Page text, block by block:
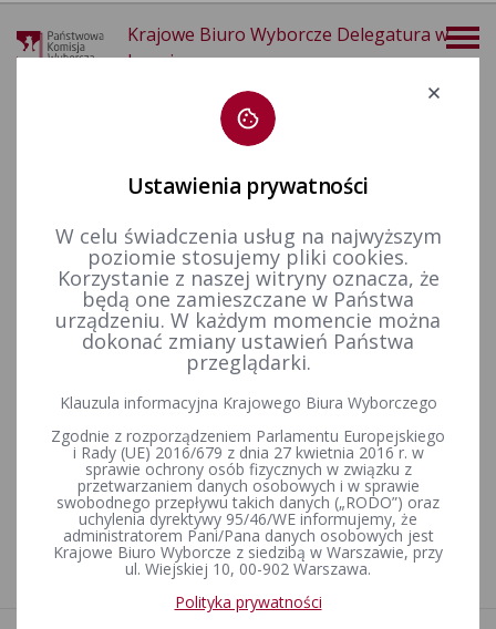
Krajowe Biuro Wyborcze Delegatura w
Legnicy
Wybory do Sejmu i do Senatu Wybory uzupełniające do Senatu RP Kadencja 2011-2015
Uchwała Sądu Najwyższego z dnia 26 czerwca 2013 r. w
Rzeczypospolitej Polskiej przeprowadzonych w dniu 21
kwietnia 2013 r. w województwie śląskim w okręgu wyborczym
1
Ustawienia prywatności
W celu świadczenia usług na najwyższym
poziomie stosujemy pliki cookies.
Korzystanie z naszej witryny oznacza, że
będą one zamieszczane w Państwa
urządzeniu. W każdym momencie można
dokonać zmiany ustawień Państwa
przeglądarki.
Klauzula informacyjna Krajowego Biura Wyborczego
Zgodnie z rozporządzeniem Parlamentu Europejskiego
i Rady (UE) 2016/679 z dnia 27 kwietnia 2016 r. w
sprawie ochrony osób fizycznych w związku z
przetwarzaniem danych osobowych i w sprawie
swobodnego przepływu takich danych („RODO”) oraz
uchylenia dyrektywy 95/46/WE informujemy, że
administratorem Pani/Pana danych osobowych jest
Krajowe Biuro Wyborcze z siedzibą w Warszawie, przy
ul. Wiejskiej 10, 00-902 Warszawa.
Polityka prywatności